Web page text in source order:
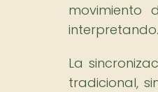
interpretando.
La
tradicional,